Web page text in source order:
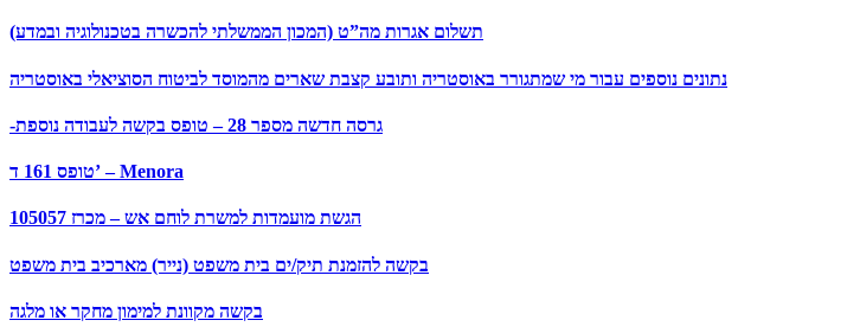
תשלום אגרות מה”ט (המכון הממשלתי להכשרה בטכנולוגיה ובמדע)
נתונים נוספים עבור מי שמתגורר באוסטריה ותובע קצבת שארים מהמוסד לביטוח הסוציאלי באוסטריה
-גרסה חדשה מספר 28 – טופס בקשה לעבודה נוספת
טופס 161 ד’ – Menora
הגשת מועמדות למשרת לוחם אש – מכרז 105057
בקשה להזמנת תיק/ים בית משפט (נייר) מארכיב בית משפט
בקשה מקוונת למימון מחקר או מלגה